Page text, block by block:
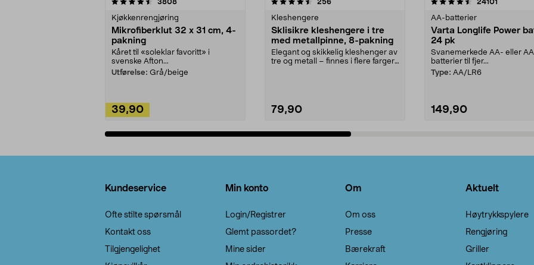
3808
Kjøkkenrengjøring
Mikrofiberklut 32 x 31 cm, 4-
pakning
Kåret til «soleklar favoritt» i
svenske Afton...
Utførelse: Grå/beige
39,90
256
Kleshengere
Sklisikre kleshengere i tre
med metallpinne, 8-pakning
Elegant og skikkelig kleshenger av
tre og metall – finnes i flere farger.
79,90
24101
AA-batterier
Varta Longlife Power
24 pk
Svanemerkede AA- eller
batterier til fjer...
Type: AA/LR6
149,90
Kundeservice
Ofte stilte spørsmål
Kontakt oss
Tilgjengelighet
Min konto
Login/Registrer
Glemt passordet?
Mine sider
Om
Om oss
Presse
Bærekraft
Aktuelt
Høytrykkspylere
Rengjøring
Griller